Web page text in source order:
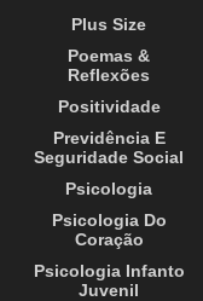
Plus Size
Poemas &
Reflexões
Positividade
Previdência E
Seguridade Social
Psicologia
Psicologia Do
Coração
Psicologia Infanto
Juvenil